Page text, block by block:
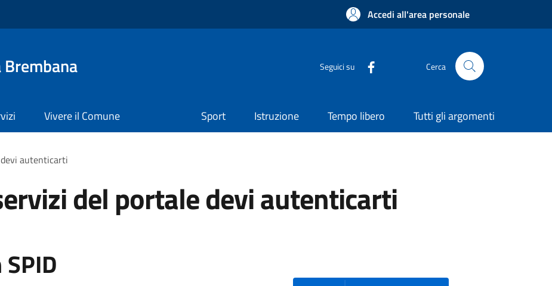
Accedi all'area personale
Brembana Seguici su Cerca
Vivere il Comune Sport Istruzione Tempo libero Tutti gli argomenti
autenticarti
del portale devi autenticarti